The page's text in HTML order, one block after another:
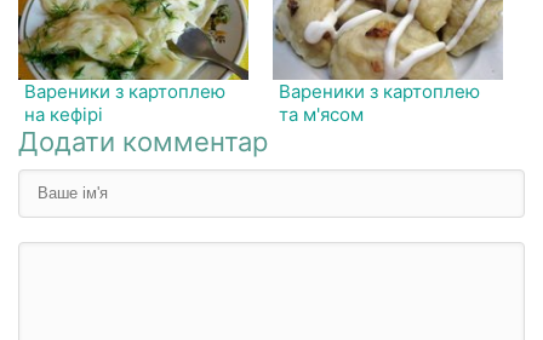
Вареники з картоплею
на кефірі
Вареники з картоплею
та м'ясом
Додати комментар